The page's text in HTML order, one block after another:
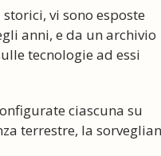
vi sono esposte
anni, e da un archivio
tecnologie ad essi
ciascuna su
terrestre, la